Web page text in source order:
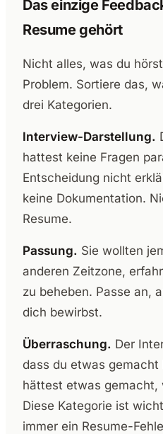
Das einzige
Resume gehört
Nicht alles, was du
Problem. Sortiere das,
drei Kategorien.
Interview-Darstellung.
hattest keine Fragen
Entscheidung nicht
keine Dokumentation.
Resume.
Passung. Sie wollten
anderen Zeitzone,
zu beheben. Passe an,
dich bewirbst.
Überraschung. Der
dass du etwas
hättest etwas gemacht,
Diese Kategorie ist
immer ein Resume-